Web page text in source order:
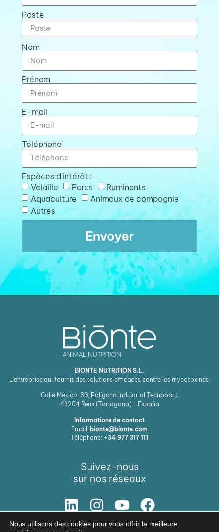
Poste
Nom
Prénom
E-mail
Téléphone
Espèces d'intérêt :
Volaille
Porcs
Ruminants
Aquaculture
Animaux de compagnie
Autres
Envoyer
BIONTE NUTRITION S.L.
L'entreprise qui fournit des solutions efficaces contre les mycotoxines.
Calle México, 33. Polígono Industrial Tecnoparc.
43204 Reus (Tarragona) - España
Informations de contact
Email: bionte@bionte.com
Téléphone: +34 977 317 111
Suivez-nous
sur nos réseaux
NOTRE SOLUTION
Nous utilisons des cookies pour vous offrir la meilleure